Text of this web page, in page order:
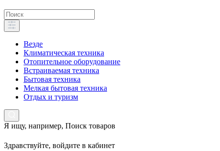
Везде
Климатическая техника
Отопительное оборудование
Встраиваемая техника
Бытовая техника
Мелкая бытовая техника
Отдых и туризм
Я ищу, например, Поиск товаров
Здравствуйте, войдите в кабинет